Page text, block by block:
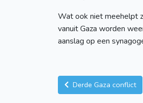
Wat ook niet meehelpt
vanuit Gaza worden
aanslag op een
Derde Gaza conflict